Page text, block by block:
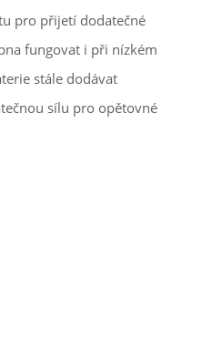
pro přijetí dodatečné
fungovat i při nízkém
stále dodávat
sílu pro opětovné